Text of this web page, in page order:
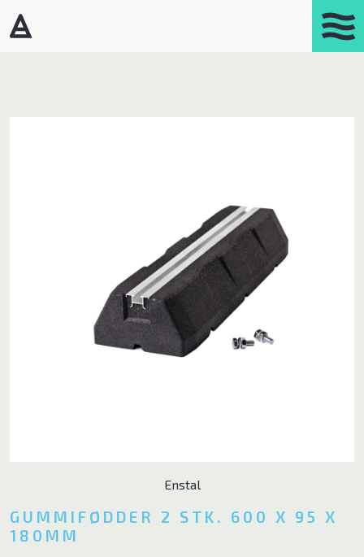
Mobil aircondition
Tilbehør
Enstal
GUMMIFØDDER 2 STK. 600 X 95 X
180MM